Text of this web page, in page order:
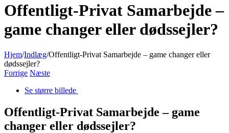
Offentligt-Privat Samarbejde –
game changer eller dødssejler?
Hjem/Indlæg/Offentligt-Privat Samarbejde – game changer eller
dødssejler?
Forrige Næste
Se større billede
Offentligt-Privat Samarbejde – game
changer eller dødssejler?